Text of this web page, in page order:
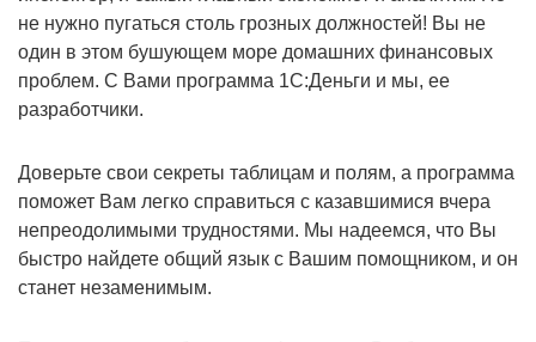
не нужно пугаться столь грозных должностей! Вы не
один в этом бушующем море домашних финансовых
проблем. С Вами программа 1С:Деньги и мы, ее
разработчики.
Доверьте свои секреты таблицам и полям, а программа
поможет Вам легко справиться с казавшимися вчера
непреодолимыми трудностями. Мы надеемся, что Вы
быстро найдете общий язык с Вашим помощником, и он
станет незаменимым.